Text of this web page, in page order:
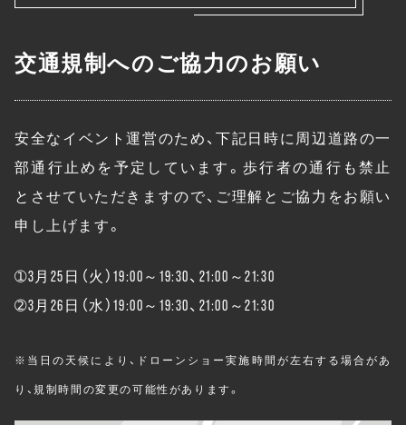
交通規制へのご協力のお願い
安全なイベント運営のため、下記日時に周辺道路の一
部通行止めを予定しています。歩行者の通行も禁止
とさせていただきますので、ご理解とご協力をお願い
申し上げます。
➀3月25日（火）19:00～19:30、21:00～21:30
➁3月26日（水）19:00～19:30、21:00～21:30
※当日の天候により、ドローンショー実施時間が左右する場合があ
り、規制時間の変更の可能性があります。